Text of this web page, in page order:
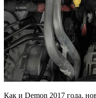
Как и Demon 2017 года,